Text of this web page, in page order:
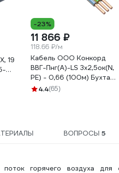
19
-23%
11 866 ₽
118.66 ₽/м
Кабель ООО Конкорд
ВВГ-Пнг(А)-LS 3x2,5ок(N,
PE) - 0,66 (100м) Бухта
100м 4663
4.4(65)
ВОПРОСЫ 5
поток горячего воздуха для